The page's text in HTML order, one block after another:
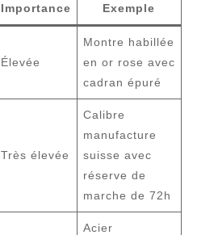
Importance Exemple
Élevée
Montre habillée
en or rose avec
cadran épuré
Très élevée
Calibre
manufacture
suisse avec
réserve de
marche de 72h
Acier